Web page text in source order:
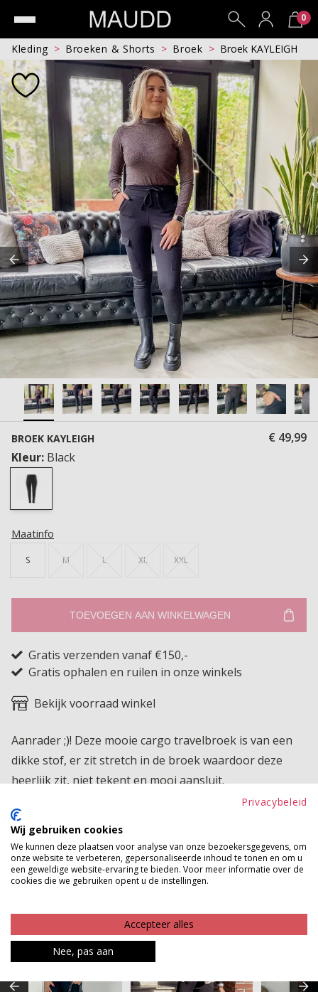
0
Kleding Broeken & Shorts Broek Broek KAYLEIGH
BROEK KAYLEIGH
€ 49,99
Kleur: Black
Maatinfo
S M L XL XXL
TOEVOEGEN AAN WINKELWAGEN
Gratis verzenden vanaf €150,-
Gratis ophalen en ruilen in onze winkels
Bekijk voorraad winkel
Aanrader ;)! Deze mooie cargo travelbroek is van een
dikke stof, er zit stretch in de broek waardoor deze
heerlijk zit, niet tekent en mooi aansluit.
Product kenmerken
Betaalinformatie
MAAK JE LOOK COMPLEET
Privacybeleid
Wij gebruiken cookies
We kunnen deze plaatsen voor analyse van onze bezoekersgegevens, om
onze website te verbeteren, gepersonaliseerde inhoud te tonen en om u
een geweldige website-ervaring te bieden. Voor meer informatie over de
cookies die we gebruiken opent u de instellingen.
Accepteer alles
Nee, pas aan